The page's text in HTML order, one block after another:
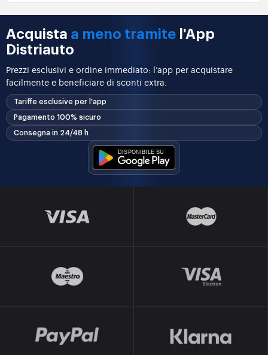
Acquista a meno tramite l'App
Distriauto
Prezzi esclusivi e ordine immediato: l’app per acquistare
facilmente e beneficiare di sconti extra.
Tariffe esclusive per l'app
Pagamento 100% sicuro
Consegna in 24/48 h